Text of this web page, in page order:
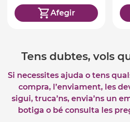
Afegir
Tens dubtes, vols
Si necessites ajuda o tens
compra, l’enviament, les
sigui, truca’ns, envia’ns un
botiga o bé consulta les